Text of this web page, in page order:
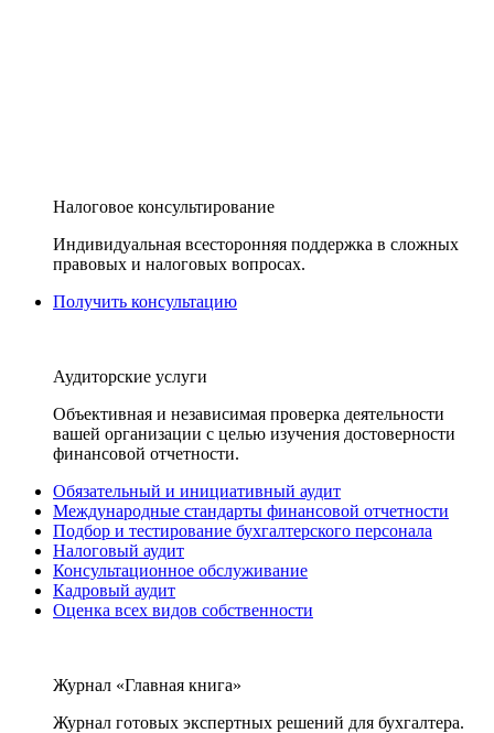
Налоговое консультирование
Индивидуальная всесторонняя поддержка в сложных
правовых и налоговых вопросах.
Получить консультацию
Аудиторские услуги
Объективная и независимая проверка деятельности
вашей организации с целью изучения достоверности
финансовой отчетности.
Обязательный и инициативный аудит
Международные стандарты финансовой отчетности
Подбор и тестирование бухгалтерского персонала
Налоговый аудит
Консультационное обслуживание
Кадровый аудит
Оценка всех видов собственности
Журнал «Главная книга»
Журнал готовых экспертных решений для бухгалтера.